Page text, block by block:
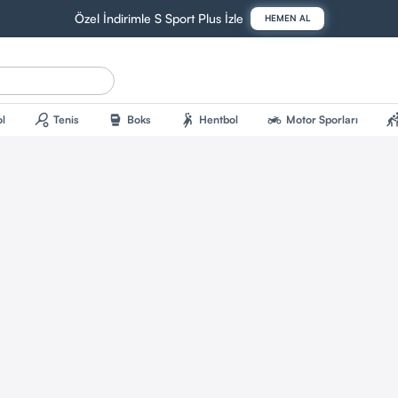
Özel İndirimle S Sport Plus İzle HEMEN AL
sports_tennis Tenis sports_mma Boks sports_handball Hentbol two_wheeler Motor Sporları